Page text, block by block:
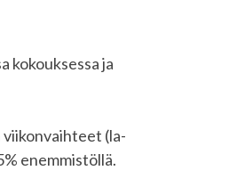
kokouksessa ja
(la-
enemmistöllä.